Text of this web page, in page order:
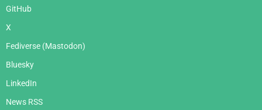
GitHub
X
Fediverse (Mastodon)
Bluesky
LinkedIn
News RSS